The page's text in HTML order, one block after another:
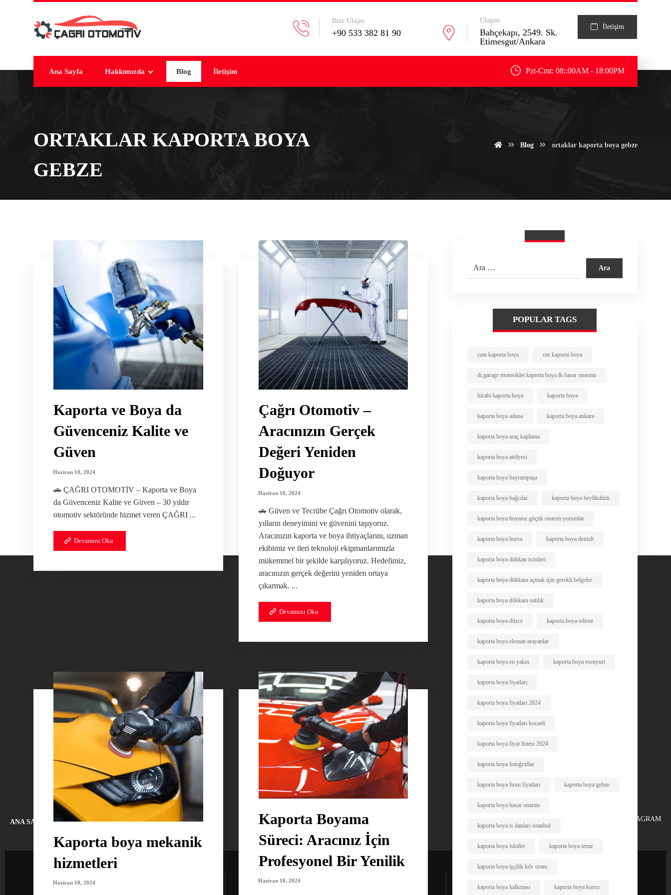
İletişim
Ulaşım
Bahçekapı, 2549. Sk.
Etimesgut/Ankara
Bize Ulaşın
+90 533 382 81 90
Ana Sayfa Hakkımızda Blog İletişim Pzt-Cmt: 08::00AM - 18:00PM
ORTAKLAR KAPORTA BOYA
GEBZE
Blog ortaklar kaporta boya gebze
Kaporta ve Boya da
Güvenceniz Kalite ve
Güven
Haziran 10, 2024
🚗 ÇAĞRI OTOMOTİV – Kaporta ve Boya
da Güvenceniz Kalite ve Güven – 30 yıldır
otomotiv sektöründe hizmet veren ÇAĞRI ...
Devamını Oku
Çağrı Otomotiv –
Aracınızın Gerçek
Değeri Yeniden
Doğuyor
Haziran 10, 2024
🚗 Güven ve Tecrübe Çağrı Otomotiv olarak,
yılların deneyimini ve güvenini taşıyoruz.
Aracınızın kaporta ve boya ihtiyaçlarını, uzman
ekibimiz ve ileri teknoloji ekipmanlarımızla
mükemmel bir şekilde karşılıyoruz. Hedefimiz,
aracınızın gerçek değerini yeniden ortaya
çıkarmak. ...
Devamını Oku
Kaporta boya mekanik
hizmetleri
Haziran 10, 2024
Kaporta Boyama
Süreci: Aracınız İçin
Profesyonel Bir Yenilik
Haziran 10, 2024
POPULAR TAGS
cam kaporta boya cnr kaporta boya
dr.garage motosiklet kaporta boya & hasar onarımı
hicabi kaporta boya kaporta boya
kaporta boya adana kaporta boya ankara
kaporta boya araç kaplama
kaporta boya atölyesi
kaporta boya bayrampaşa
kaporta boya bağcılar kaporta boya beylikdüzü
kaporta boya boyasız göçük onarım yorumlar
kaporta boya bursa kaporta boya denizli
kaporta boya dükkan isimleri
kaporta boya dükkanı açmak için gerekli belgeler
kaporta boya dükkanı satılık
kaporta boya düzce kaporta boya edirne
kaporta boya eleman arayanlar
kaporta boya en yakın kaporta boya esenyurt
kaporta boya fiyatları
kaporta boya fiyatları 2024
kaporta boya fiyatları kocaeli
kaporta boya fiyat listesi 2024
kaporta boya fotoğraflar
kaporta boya fırını fiyatları kaporta boya gebze
kaporta boya hasar onarım
kaporta boya is ilanları istanbul
kaporta boya iskitler kaporta boya izmir
kaporta boya işçilik kdv oranı
kaporta boya kalkması kaporta boya kursu
ANA SAYFA HAKKIMIZDA BLOG İLETIŞIM INSTAGRAM